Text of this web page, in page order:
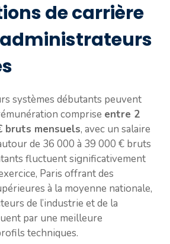
de carrière
systèmes débutants peuvent
comprise entre 2
bruts mensuels, avec un salaire
de 36 000 à 39 000 € bruts
fluctuent significativement
Paris offrant des
à la moyenne nationale,
de l’industrie et de la
par une meilleure
techniques.